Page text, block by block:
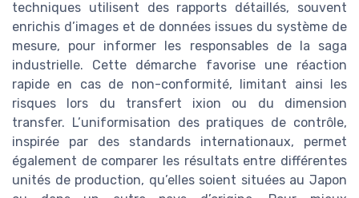
techniques utilisent des rapports détaillés, souvent
enrichis d’images et de données issues du système de
mesure, pour informer les responsables de la saga
industrielle. Cette démarche favorise une réaction
rapide en cas de non-conformité, limitant ainsi les
risques lors du transfert ixion ou du dimension
transfer. L’uniformisation des pratiques de contrôle,
inspirée par des standards internationaux, permet
également de comparer les résultats entre différentes
unités de production, qu’elles soient situées au Japon